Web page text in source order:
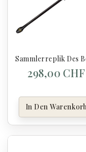
Sammlerreplik Des
298,00 CHF
In Den Warenkorb